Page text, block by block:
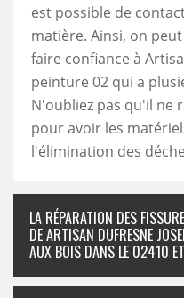
est possible de
matière. Ainsi, on
faire confiance à
peinture 02 qui a
N'oubliez pas qu'il ne
pour avoir les
l'élimination des
LA RÉPARATION DES
DE ARTISAN DUFRESNE
AUX BOIS DANS LE 02410